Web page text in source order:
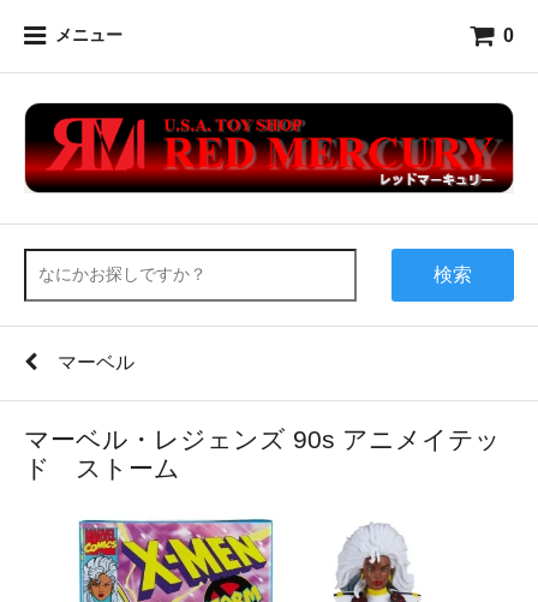
メニュー 0
検索
マーベル
マーベル・レジェンズ 90s アニメイテッ
ド ストーム